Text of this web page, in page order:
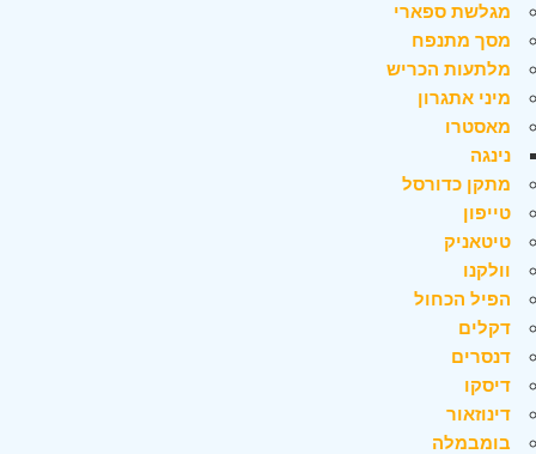
מגלשת ספארי
מסך מתנפח
מלתעות הכריש
מיני אתגרון
מאסטרו
נינגה
מתקן כדורסל
טייפון
טיטאניק
וולקנו
הפיל הכחול
דקלים
דנסרים
דיסקו
דינוזאור
בומבמלה